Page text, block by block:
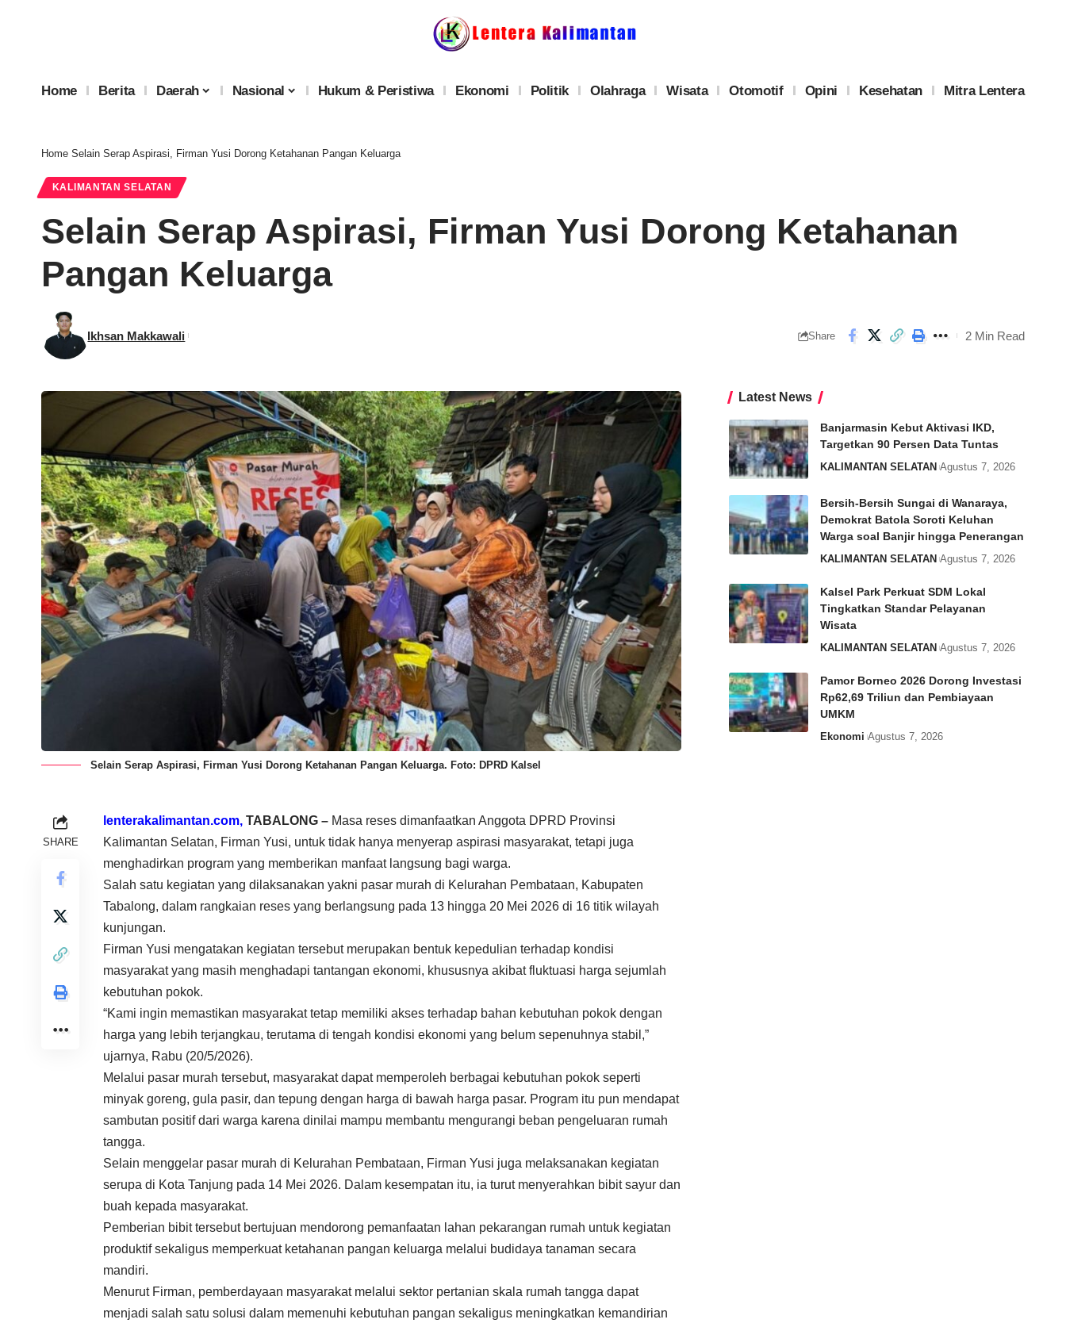
Home Berita Daerah Nasional Hukum & Peristiwa Ekonomi Politik Olahraga Wisata Otomotif Opini Kesehatan Mitra Lentera
Home Selain Serap Aspirasi, Firman Yusi Dorong Ketahanan Pangan Keluarga
KALIMANTAN SELATAN
Selain Serap Aspirasi, Firman Yusi Dorong Ketahanan
Pangan Keluarga
Ikhsan Makkawali Share 2 Min Read
Selain Serap Aspirasi, Firman Yusi Dorong Ketahanan Pangan Keluarga. Foto: DPRD Kalsel
SHARE
lenterakalimantan.com, TABALONG – Masa reses dimanfaatkan Anggota DPRD Provinsi
Kalimantan Selatan, Firman Yusi, untuk tidak hanya menyerap aspirasi masyarakat, tetapi juga
menghadirkan program yang memberikan manfaat langsung bagi warga.
Salah satu kegiatan yang dilaksanakan yakni pasar murah di Kelurahan Pembataan, Kabupaten
Tabalong, dalam rangkaian reses yang berlangsung pada 13 hingga 20 Mei 2026 di 16 titik wilayah
kunjungan.
Firman Yusi mengatakan kegiatan tersebut merupakan bentuk kepedulian terhadap kondisi
masyarakat yang masih menghadapi tantangan ekonomi, khususnya akibat fluktuasi harga sejumlah
kebutuhan pokok.
“Kami ingin memastikan masyarakat tetap memiliki akses terhadap bahan kebutuhan pokok dengan
harga yang lebih terjangkau, terutama di tengah kondisi ekonomi yang belum sepenuhnya stabil,”
ujarnya, Rabu (20/5/2026).
Melalui pasar murah tersebut, masyarakat dapat memperoleh berbagai kebutuhan pokok seperti
minyak goreng, gula pasir, dan tepung dengan harga di bawah harga pasar. Program itu pun mendapat
sambutan positif dari warga karena dinilai mampu membantu mengurangi beban pengeluaran rumah
tangga.
Selain menggelar pasar murah di Kelurahan Pembataan, Firman Yusi juga melaksanakan kegiatan
serupa di Kota Tanjung pada 14 Mei 2026. Dalam kesempatan itu, ia turut menyerahkan bibit sayur dan
buah kepada masyarakat.
Pemberian bibit tersebut bertujuan mendorong pemanfaatan lahan pekarangan rumah untuk kegiatan
produktif sekaligus memperkuat ketahanan pangan keluarga melalui budidaya tanaman secara
mandiri.
Menurut Firman, pemberdayaan masyarakat melalui sektor pertanian skala rumah tangga dapat
menjadi salah satu solusi dalam memenuhi kebutuhan pangan sekaligus meningkatkan kemandirian
Latest News
Banjarmasin Kebut Aktivasi IKD,
Targetkan 90 Persen Data Tuntas
KALIMANTAN SELATAN Agustus 7, 2026
Bersih-Bersih Sungai di Wanaraya,
Demokrat Batola Soroti Keluhan
Warga soal Banjir hingga Penerangan
KALIMANTAN SELATAN Agustus 7, 2026
Kalsel Park Perkuat SDM Lokal
Tingkatkan Standar Pelayanan
Wisata
KALIMANTAN SELATAN Agustus 7, 2026
Pamor Borneo 2026 Dorong Investasi
Rp62,69 Triliun dan Pembiayaan
UMKM
Ekonomi Agustus 7, 2026